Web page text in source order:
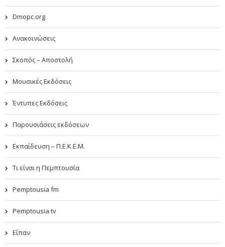
Dmopc.org
Ανακοινώσεις
Σκοπός – Αποστολή
Μουσικές Εκδόσεις
Έντυπες Εκδόσεις
Παρουσιάσεις εκδόσεων
Εκπαίδευση – Π.Ε.Κ.Ε.Μ.
Τι είναι η Πεμπτουσία
Pemptousia fm
Pemptousia tv
Είπαν